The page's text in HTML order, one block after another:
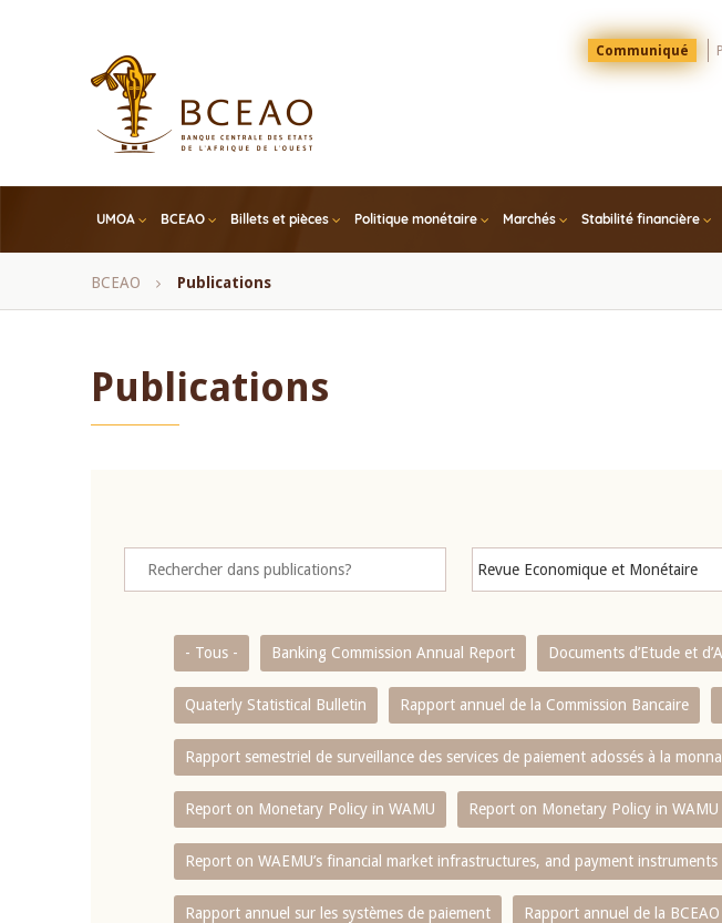
Menu
Top
Communiqué
UMOA BCEAO Billets et pièces Politique monétaire Marchés Stabilité financière
Fil
BCEAO Publications
Publications
- Tous - Banking Commission Annual Report Documents d’Etude et
Quaterly Statistical Bulletin Rapport annuel de la Commission Bancaire
Rapport semestriel de surveillance des services de paiement adossés à la
Report on Monetary Policy in WAMU Report on Monetary Policy in WAMU
Report on WAEMU’s financial market infrastructures, and payment instruments
Rapport annuel sur les systèmes de paiement Rapport annuel de la BCEAO